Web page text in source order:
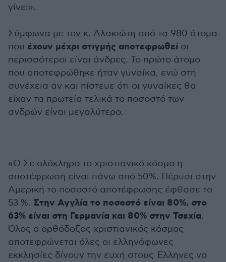
γίνει».
Σύμφωνα με τον κ. Αλακιώτη από τα 980 άτομα
που έχουν μέχρι στιγμής αποτεφρωθείοι
περισσότεροι είναι άνδρες. Το πρώτο άτομο
που αποτεφρώθηκε ήταν γυναίκα, ενώ στη
συνέχεια αν και πίστευε ότι οι γυναίκες θα
είχαν τα πρωτεία τελικά το ποσοστό των
ανδρών είναι μεγαλύτερο.
«Ο Σε ολόκληρο το χριστιανικό κόσμο η
αποτέφρωση είναι πάνω από 50%. Πέρυσι στην
Αμερική το ποσοστό αποτέφρωσης έφθασε το
53 %. Στην Αγγλία το ποσοστό είναι 80%, στο
63% είναι στη Γερμανία και 80% στην Τσεχία.
Όλος ο ορθόδοξος χριστιανικός κόσμος
αποτεφρώνεται όλες οι ελληνόφωνες
εκκλησίες δίνουν την ευχή στους Έλληνες να